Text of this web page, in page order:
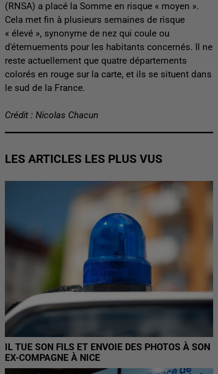
(RNSA) a placé la Somme en risque « moyen ».
Cela met fin à plusieurs semaines de risque
« élevé », synonyme de nez qui coule ou
d'éternuements pour les habitants concernés. Il ne
reste actuellement que quatre départements
colorés en rouge sur la carte, et ils se situent dans
le sud de la France.
Crédit : Nicolas Chacun
LES ARTICLES LES PLUS VUS
IL TUE SON FILS ET ENVOIE DES PHOTOS À SON
EX-COMPAGNE À NICE